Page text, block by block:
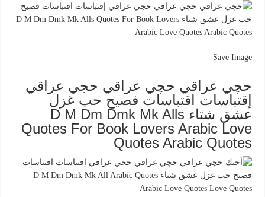
Save Image
حچي عراقي حچي عراقي حجي عراقي
إقتباسات اقتباسات فصيح حب غزل
عشق شتاء D M Dm Dmk Mk Alls
Quotes For Book Lovers Arabic Love
Quotes Arabic Quotes